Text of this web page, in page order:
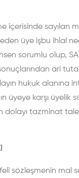
içerisinde sayılan
eden üye işbu ihlal
sorumlu olup,
ari
hukuk alanına
üyeye karşı üyelik
dolayı tazminat
sözleşmenin mal